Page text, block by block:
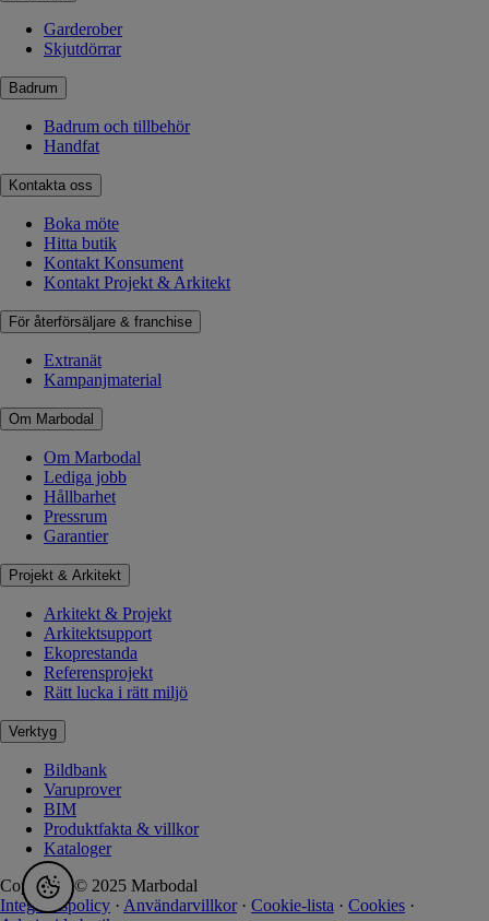
Garderober
Skjutdörrar
Badrum
Badrum och tillbehör
Handfat
Kontakta oss
Boka möte
Hitta butik
Kontakt Konsument
Kontakt Projekt & Arkitekt
För återförsäljare & franchise
Extranät
Kampanjmaterial
Om Marbodal
Om Marbodal
Lediga jobb
Hållbarhet
Pressrum
Garantier
Projekt & Arkitekt
Arkitekt & Projekt
Arkitektsupport
Ekoprestanda
Referensprojekt
Rätt lucka i rätt miljö
Verktyg
Bildbank
Varuprover
BIM
Produktfakta & villkor
Kataloger
Copyright © 2025 Marbodal
Integritetspolicy · Användarvillkor · Cookie-lista · Cookies ·